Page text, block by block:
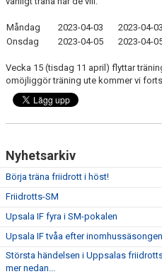
FUNKTIONÄRSINFO
STATISTIK
Måndag 2023-04-03 2023-04-03
Onsdag
2023-04-05 2023-04-
Vecka 15 (tisdag 11 april) flyttar
omöjliggör träning ute kommer vi
Nyhetsarkiv
Börja träna friidrott i höst!
Friidrotts-SM
Upsala IF fyra i SM-pokalen
Upsala IF tvåa efter inomhussäsongen
Största händelsen i Uppsalas
mer nedan...